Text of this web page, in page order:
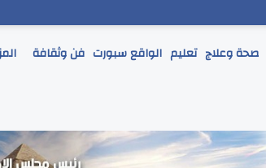
صحة وعلاج تعليم الواقع سبورت فن وثقافة